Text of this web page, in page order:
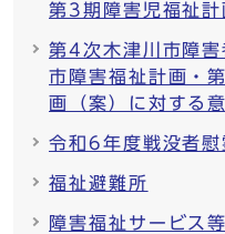
第3期障害児福祉
第4次木津川市障害
市障害福祉計画・
画（案）に対する
令和6年度戦没者慰
福祉避難所
障害福祉サービス